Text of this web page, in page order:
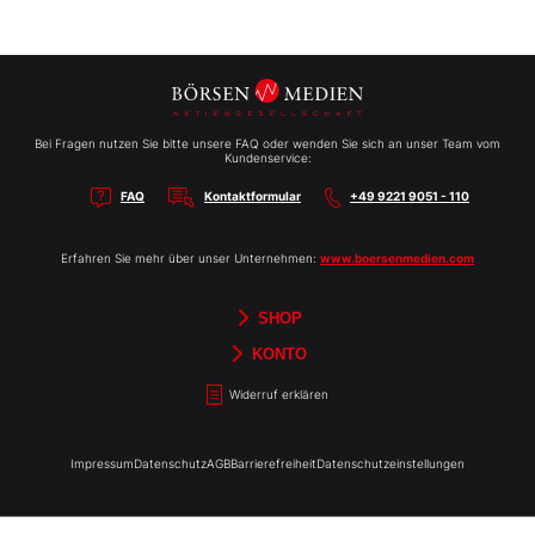
Bei Fragen nutzen Sie bitte unsere FAQ oder wenden Sie sich an unser Team vom
Kundenservice:
FAQ Kontaktformular +49 9221 9051 - 110
Erfahren Sie mehr über unser Unternehmen: www.boersenmedien.com
SHOP
Börsenbriefe
Aktien-Reports
HEBELTRADER
TradingDay
Newsletter
Merchandise
Gutscheine
KONTO
Widerruf erklären
ImpressumDatenschutzAGBBarrierefreiheitDatenschutzeinstellungen